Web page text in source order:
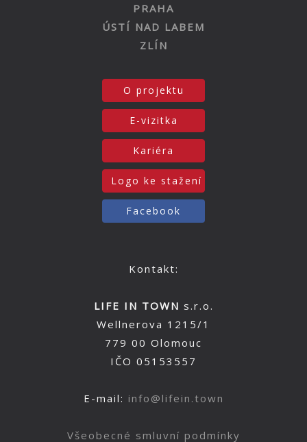
PRAHA
ÚSTÍ NAD LABEM
ZLÍN
O projektu
E-vizitka
Kariéra
Logo ke stažení
Facebook
Kontakt:
LIFE IN TOWN s.r.o.
Wellnerova 1215/1
779 00 Olomouc
IČO 05153557
E-mail: info@lifein.town
Všeobecné smluvní podmínky